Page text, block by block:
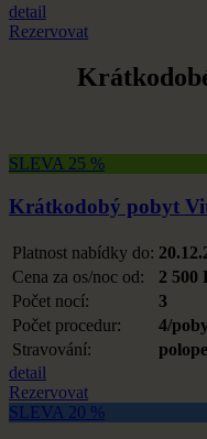
detail
Rezervovat
SLEVA 25 %
Krátkodobý pobyt
Platnost nabídky do:
Cena za os/noc od:
2 500
Počet nocí:
3
Počet procedur:
4/
Stravování:
detail
Rezervovat
SLEVA 20 %